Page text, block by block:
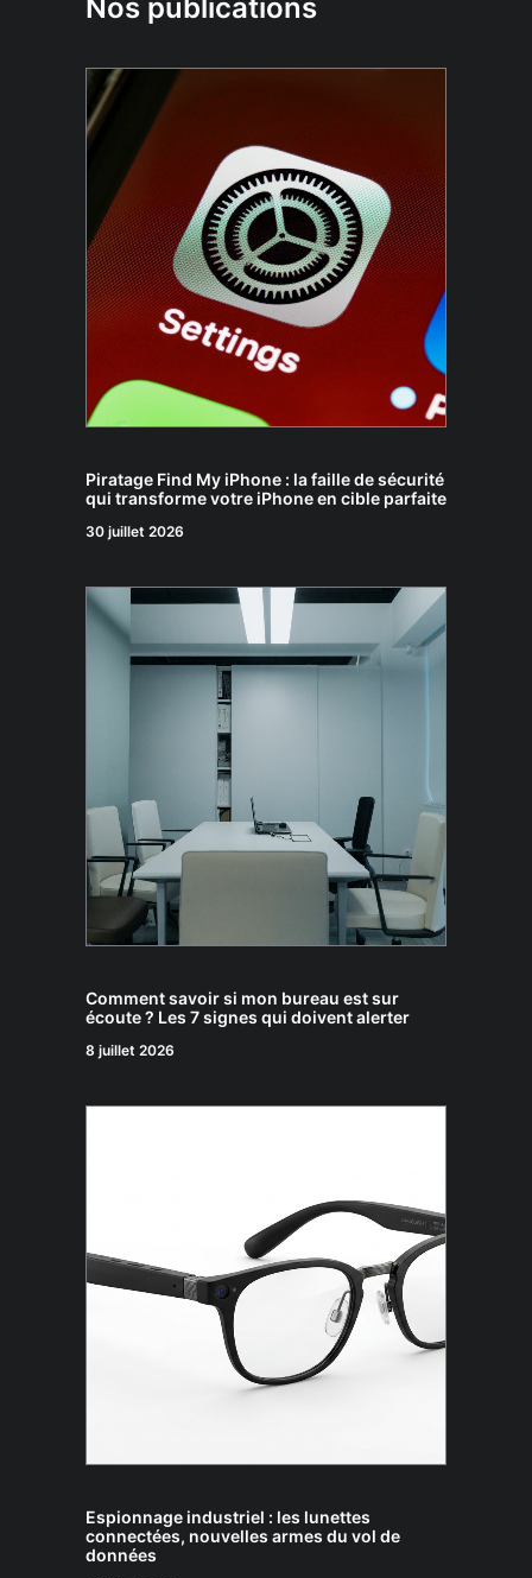
Nos publications
Piratage Find My iPhone : la faille de sécurité
qui transforme votre iPhone en cible parfaite
30 juillet 2026
Comment savoir si mon bureau est sur
écoute ? Les 7 signes qui doivent alerter
8 juillet 2026
Espionnage industriel : les lunettes
connectées, nouvelles armes du vol de
données